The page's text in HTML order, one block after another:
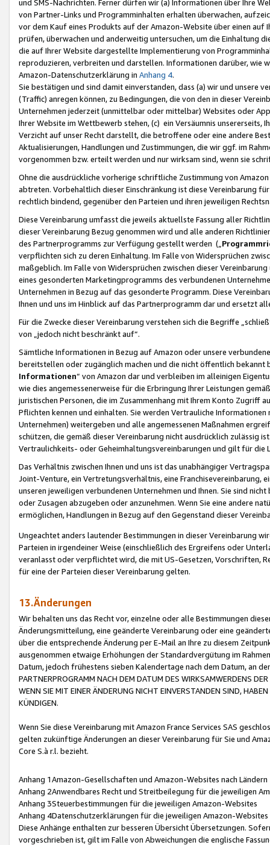
und SMS-Nachrichten. Ferner dürfen wir (a) Informationen über Ihre
von Partner-Links und Programminhalten erhalten überwachen,
vor dem Kauf eines Produkts auf der Amazon-Website über einen
prüfen, überwachen und anderweitig untersuchen, um die Einhaltung
die auf Ihrer Website dargestellte Implementierung von
reproduzieren, verbreiten und darstellen. Informationen darüber, wie
Amazon-Datenschutzerklärung in Anhang 4.
Sie bestätigen und sind damit einverstanden, dass (a) wir und
(Traffic) anregen können, zu Bedingungen, die von den in dieser
Unternehmen jederzeit (unmittelbar oder mittelbar) Websites oder
Ihrer Website im Wettbewerb stehen, (c) ein Versäumnis unsererseits,
Verzicht auf unser Recht darstellt, die betroffene oder eine andere
Aktualisierungen, Handlungen und Zustimmungen, die wir ggf. im
vorgenommen bzw. erteilt werden und nur wirksam sind, wenn sie
Ohne die ausdrückliche vorherige schriftliche Zustimmung von
abtreten. Vorbehaltlich dieser Einschränkung ist diese Vereinbarung
rechtlich bindend, gegenüber den Parteien und ihren jeweiligen
Diese Vereinbarung umfasst die jeweils aktuellste Fassung aller
dieser Vereinbarung Bezug genommen wird und alle anderen
des Partnerprogramms zur Verfügung gestellt werden („
verpflichten sich zu deren Einhaltung. Im Falle von Widersprüchen
maßgeblich. Im Falle von Widersprüchen zwischen dieser
eines gesonderten Marketingprogramms des verbundenen
Unternehmen in Bezug auf das gesonderte Programm. Diese
Ihnen und uns im Hinblick auf das Partnerprogramm dar und ersetzt
Für die Zwecke dieser Vereinbarung verstehen sich die Begriffe
von „jedoch nicht beschränkt auf“.
Sämtliche Informationen in Bezug auf Amazon oder unsere
bereitstellen oder zugänglich machen und die nicht öffentlich
Informationen“ von Amazon dar und verbleiben im alleinigen
wie dies angemessenerweise für die Erbringung Ihrer Leistungen
juristischen Personen, die im Zusammenhang mit Ihrem Konto
Pflichten kennen und einhalten. Sie werden Vertrauliche
Unternehmen) weitergeben und alle angemessenen Maßnahmen
schützen, die gemäß dieser Vereinbarung nicht ausdrücklich zulässig
Vertraulichkeits- oder Geheimhaltungsvereinbarungen und gilt für die
Das Verhältnis zwischen Ihnen und uns ist das unabhängiger
Joint-Venture, ein Vertretungsverhältnis, eine Franchisevereinbarung,
unseren jeweiligen verbundenen Unternehmen und Ihnen. Sie sind
oder Zusagen abzugeben oder anzunehmen. Wenn Sie eine andere
ermöglichen, Handlungen in Bezug auf den Gegenstand dieser
Ungeachtet anders lautender Bestimmungen in dieser Vereinbarung
Parteien in irgendeiner Weise (einschließlich des Ergreifens oder
veranlasst oder verpflichtet wird, die mit US-Gesetzen, Vorschriften,
für eine der Parteien dieser Vereinbarung gelten.
13.Änderungen
Wir behalten uns das Recht vor, einzelne oder alle Bestimmungen
Änderungsmitteilung, eine geänderte Vereinbarung oder eine
über die entsprechende Änderung per E-Mail an Ihre zu diesem
ausgenommen etwaige Erhöhungen der Standardvergütung im
Datum, jedoch frühestens sieben Kalendertage nach dem Datum, an
PARTNERPROGRAMM NACH DEM DATUM DES WIRKSAMWERDENS
WENN SIE MIT EINER ÄNDERUNG NICHT EINVERSTANDEN SIND,
KÜNDIGEN.
Wenn Sie diese Vereinbarung mit Amazon France Services SAS
gelten zukünftige Änderungen an dieser Vereinbarung für Sie und
Core S.à r.l. bezieht.
Anhang 1Amazon-Gesellschaften und Amazon-Websites nach Ländern
Anhang 2Anwendbares Recht und Streitbeilegung für die jeweiligen
Anhang 3Steuerbestimmungen für die jeweiligen Amazon-Websites
Anhang 4Datenschutzerklärungen für die jeweiligen Amazon-Websites
Diese Anhänge enthalten zur besseren Übersicht Übersetzungen.
vorgeschrieben ist, gilt im Falle von Abweichungen die englische